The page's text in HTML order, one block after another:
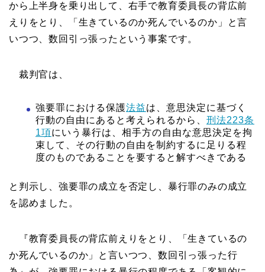
から上半身を乗り出して、右手で教育委員長の背広前
えりをとり、「生きているのか死んでいるのか」と言
いつつ、数回引っ張ったという事案です。
裁判官は、
強要罪における保護法益は、意思決定に基づく
行動の自由にあると考えられるから、 刑法223条
1項にいう暴行は、相手方の自由な意思決定を拘
束して、その行動の自由を制約するに足りる程
度のものであることを要すると解すべきである
と判示し、強要罪の成立を否定し、暴行罪のみの成立
を認めました。
『教育委員長の背広前えりをとり、「生きているの
か死んでいるのか」と言いつつ、数回引っ張った行